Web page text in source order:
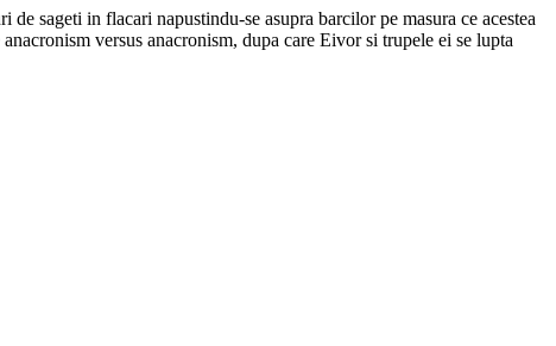
sageti in flacari napustindu-se asupra barcilor pe masura ce acestea
versus anacronism, dupa care Eivor si trupele ei se lupta